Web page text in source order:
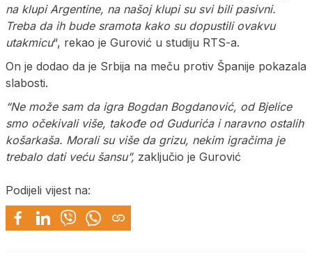
na klupi Argentine, na našoj klupi su svi bili pasivni.
Treba da ih bude sramota kako su dopustili ovakvu
utakmicu“, rekao je Gurović u studiju RTS-a.
On je dodao da je Srbija na meču protiv Španije pokazala
slabosti.
“Ne može sam da igra Bogdan Bogdanović, od Bjelice
smo očekivali više, takođe od Gudurića i naravno ostalih
košarkaša. Morali su više da grizu, nekim igračima je
trebalo dati veću šansu”, zaključio je Gurović
Podijeli vijest na: